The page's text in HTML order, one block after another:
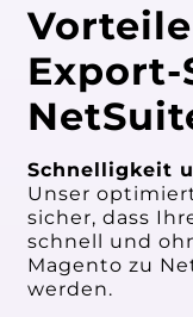
Export-
Schnelligkeit
Unser
sicher, dass
schnell und
Magento zu
werden.